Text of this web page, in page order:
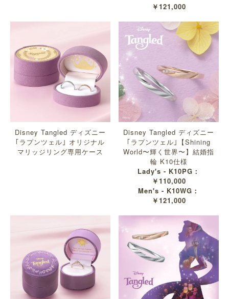
￥121,000
Disney Tangled ディズニー
｢ラプンツェル｣ オリジナル
マリッジリング専用ケース
Disney Tangled ディズニー
｢ラプンツェル｣【Shining
World〜輝く世界〜】結婚指
輪 K10仕様
Lady's - K10PG：
￥110,000
Men's - K10WG：
￥121,000